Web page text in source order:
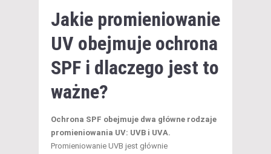
Jakie promieniowanie
UV obejmuje ochrona
SPF i dlaczego jest to
ważne?
Ochrona SPF obejmuje dwa główne rodzaje
promieniowania UV: UVB i UVA.
Promieniowanie UVB jest głównie